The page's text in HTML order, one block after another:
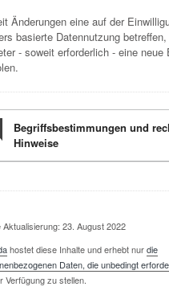
Änderungen eine auf der
basierte Datennutzung
- soweit erforderlich - eine neue
Begriffsbestimmungen und
Hinweise
Aktualisierung: 23. August 2022
hostet diese Inhalte und erhebt nurdie
Daten, die unbedingt
Verfügung zu stellen.